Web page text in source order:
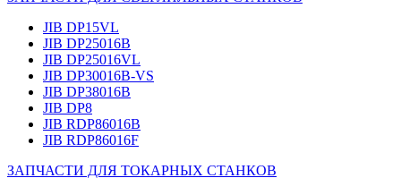
JIB DP15VL
JIB DP25016B
JIB DP25016VL
JIB DP30016B-VS
JIB DP38016B
JIB DP8
JIB RDP86016B
JIB RDP86016F
ЗАПЧАСТИ ДЛЯ ТОКАРНЫХ СТАНКОВ